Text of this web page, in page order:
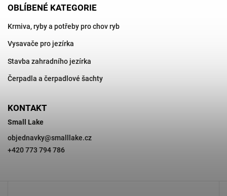
OBLÍBENÉ KATEGORIE
Krmiva, ryby a potřeby pro chov ryb
Vysavače pro jezírka
Stavba zahradního jezírka
Čerpadla a čerpadlové šachty
KONTAKT
Small Lake
objednavky@smalllake.cz
+420 773 794 786